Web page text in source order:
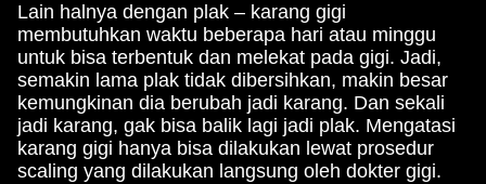
Lain halnya dengan plak – karang gigi
membutuhkan waktu beberapa hari atau minggu
untuk bisa terbentuk dan melekat pada gigi. Jadi,
semakin lama plak tidak dibersihkan, makin besar
kemungkinan dia berubah jadi karang. Dan sekali
jadi karang, gak bisa balik lagi jadi plak. Mengatasi
karang gigi hanya bisa dilakukan lewat prosedur
scaling yang dilakukan langsung oleh dokter gigi.